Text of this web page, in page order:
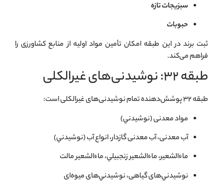
سبزیجات تازه
حبوبات
ثبت برند در این طبقه امکان تأمین مواد اولیه از منابع کشاورزی را
فراهم می‌کند.
طبقه ۳۲: نوشیدنی‌های غیرالکلی
طبقه ۳۲ پوشش‌دهنده تمام نوشیدنی‌های غیرالکلی است:
مواد معدنی (نوشيدني)
آب معدنی، آب معدنی گازدار، انواع آب (نوشيدني)
ماءالشعير، ماءالشعير زنجبيلي، ماءالشعير مالت
نوشيدني‌های گياهی، نوشيدني‌های ميوه‌ای